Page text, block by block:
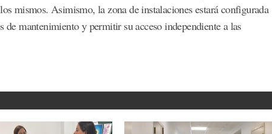
mismos. Asimismo, la zona de instalaciones estará configurada
mantenimiento y permitir su acceso independiente a las